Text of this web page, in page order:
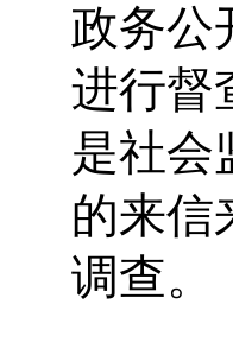
政务公
进行督
是社会
的来信
调查。